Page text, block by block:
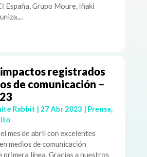
España, Grupo Moure, Iñaki
registrados
de comunicación –
Rabbit | 27 Abr 2023 | Prensa,
mes de abril con excelentes
medios de comunicación
primera línea. Gracias a nuestros